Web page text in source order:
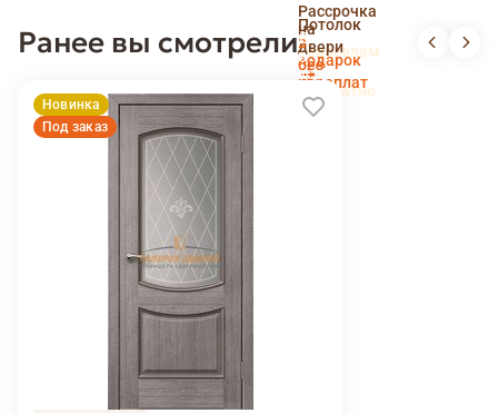
пенсионерам
и
новоселам
Рассрочка
на
двери
без
переплат
Потолок
в
подарок
Доставка
и
установка
беслпатно
Ранее вы смотрели
Новинка
Под заказ